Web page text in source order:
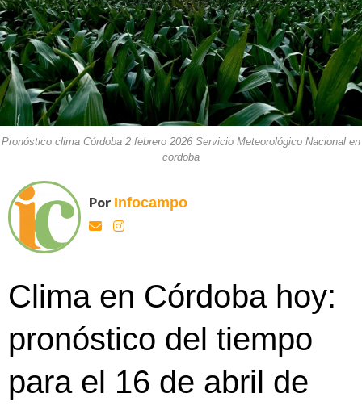
Pronóstico clima Córdoba 2 febrero 2026 Servicio Meteorológico Nacional en
cordoba
Por Infocampo
Clima en Córdoba hoy:
pronóstico del tiempo
para el 16 de abril de